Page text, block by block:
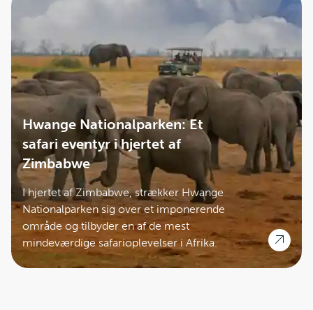
Hwange Nationalparken: Et
safari eventyr i hjertet af
Zimbabwe
I hjertet af Zimbabwe, strækker Hwange
Nationalparken sig over et imponerende
område og tilbyder en af de mest
mindeværdige safarioplevelser i Afrika.